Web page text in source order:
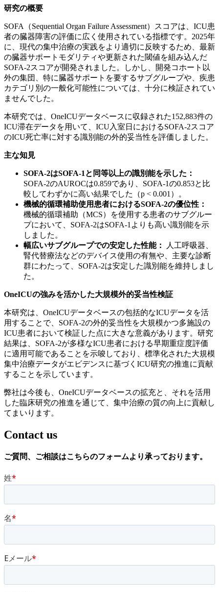
研究の概要
SOFA（Sequential Organ Failure Assessment）スコアは、ICU患
者の臓器障害の評価に広く使用されている指標です。2025年
に、現代の集中治療の実践をより適切に反映するため、最新
の臓器サポートモダリティや更新された閾値を組み込んだ
SOFA-2スコアが開発されました。しかし、開発コホート以
外の集団、特に臓器サポートを要するサブグループや、疾患
カテゴリ別の一般化可能性については、十分に検証されてい
ませんでした。
本研究では、OneICUデータベースに収録された152,883件の
ICU滞在データを用いて、ICU入室日におけるSOFA-2スコア
のICU死亡率に対する識別能の外的妥当性を評価しました。
主な知見
SOFA-2はSOFA-1と同等以上の識別能を示した：
SOFA-2のAUROCは0.859であり、SOFA-1の0.853と比
較してわずかに高い結果でした（p < 0.001）。
機械的循環補助使用患者におけるSOFA-2の優位性：
機械的循環補助（MCS）を使用する患者のサブグルー
プにおいて、SOFA-2はSOFA-1よりも高い識別能を示
しました。
幅広いサブグループでの安定した性能：
人工呼吸器、
腎代替療法などのデバイス使用の有無や、主要な診断
群にわたって、SOFA-2は安定した識別能を維持しまし
た。
OneICUの強みを活かした大規模外的妥当性検証
本研究は、OneICUデータベースの包括的なICUデータを活
用することで、SOFA-2の外的妥当性を大規模かつ多施設の
ICU患者において検証した点に大きな意義があります。研究
結果は、SOFA-2が多様なICU患者における早期重症度評価
に適用可能であることを示唆しており、標準化された大規模
集中治療データがエビデンスに基づくICU研究の推進に貢献
することを示しています。
弊社は今後も、OneICUデータベースの拡充と、それを活用
した臨床研究の推進を通じて、集中治療の質の向上に貢献し
てまいります。
Contact us
ご質問、 ご相談はこちらのフォームより承っております。